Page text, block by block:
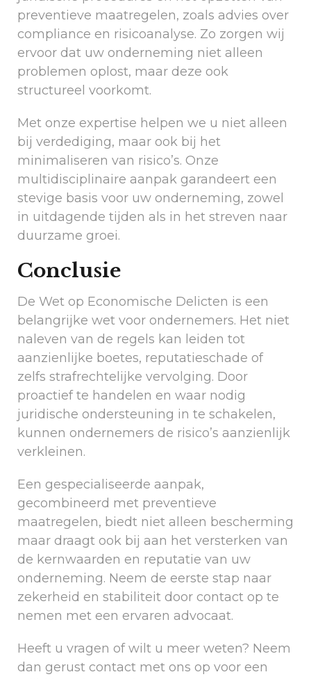
preventieve maatregelen, zoals advies over
compliance en risicoanalyse. Zo zorgen wij
ervoor dat uw onderneming niet alleen
problemen oplost, maar deze ook
structureel voorkomt.
Met onze expertise helpen we u niet alleen
bij verdediging, maar ook bij het
minimaliseren van risico’s. Onze
multidisciplinaire aanpak garandeert een
stevige basis voor uw onderneming, zowel
in uitdagende tijden als in het streven naar
duurzame groei.
Conclusie
De Wet op Economische Delicten is een
belangrijke wet voor ondernemers. Het niet
naleven van de regels kan leiden tot
aanzienlijke boetes, reputatieschade of
zelfs strafrechtelijke vervolging. Door
proactief te handelen en waar nodig
juridische ondersteuning in te schakelen,
kunnen ondernemers de risico’s aanzienlijk
verkleinen.
Een gespecialiseerde aanpak,
gecombineerd met preventieve
maatregelen, biedt niet alleen bescherming
maar draagt ook bij aan het versterken van
de kernwaarden en reputatie van uw
onderneming. Neem de eerste stap naar
zekerheid en stabiliteit door contact op te
nemen met een ervaren advocaat.
Heeft u vragen of wilt u meer weten? Neem
dan gerust contact met ons op voor een